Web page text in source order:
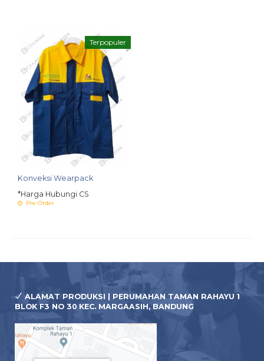
Terpopuler
Konveksi Wearpack
*Harga Hubungi CS
Pre Order
ALAMAT PRODUKSI | PERUMAHAN TAMAN RAHAYU 1
BLOK F3 NO 30 KEC. MARGAASIH, BANDUNG